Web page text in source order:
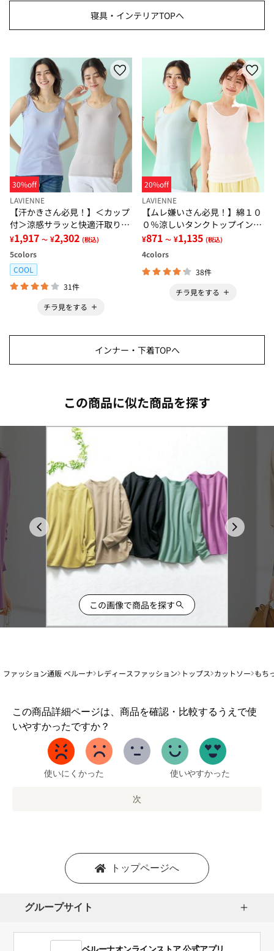
寝具・インテリアTOPへ
30%off
LAVIENNE
【汗かきさん必見！】＜カップ
付＞涼感サラッと快適汗取りタ
ンクトップインナー＜さらりラ
ボ＞
¥1,917 ～ ¥2,302 (税込)
5colors
COOL
31件
チラ見をする
20%off
LAVIENNE
【ムレ嫌いさん必見！】綿１０
０％涼しいタンクトップインナ
ー＜さらりラボ＞
¥871 ～ ¥1,135 (税込)
4colors
38件
チラ見をする
インナー・下着TOPへ
この商品に似た商品を探す
この画像で商品を探す
ファッション通販 ベルーナ レディースファッション トップス カットソー もち
この商品詳細ページは、商品を確認・比較するうえで使
いやすかったですか？
1
か
使いにくかった 使いやすかった
次
トップページへ
グループサイト